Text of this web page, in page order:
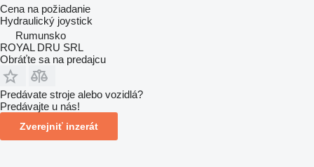
Cena na požiadanie
Hydraulický joystick
Rumunsko
ROYAL DRU SRL
Obráťte sa na predajcu
Predávate stroje alebo vozidlá?
Predávajte u nás!
Zverejniť inzerát